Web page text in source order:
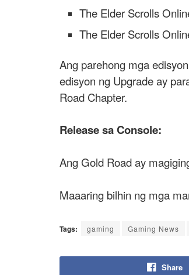
The Elder Scrolls
The Elder Scrolls
Ang parehong mga
edisyon ng Upgrade ay
Road Chapter.
Release sa Console:
Ang Gold Road ay
Maaaring bilhin ng mga
Tags: gaming Gaming News
Share